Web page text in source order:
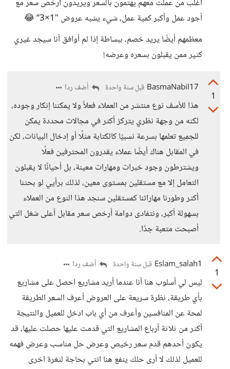
أغلب من عملت معهم يهتمون بالسعر ويريدون أرخص سعر مع
أجود عمل وأكبر كمية عمل، شيء يشبه عروض "1×3“ 😂
معظمهم أيضًا يريد خصم، ببساطة إذا لم أوافق أنا سيجد غيري
كثير ممن يقبلون بسعره وعرضه!
1
BasmaNabil17 قبل سنة واحدة أضف ردا
هذا للأسف نوع منتشر من العملاء فعلاً ولا يمكننا إنكار وجوده،
لكنه من وجهة نظري يتركز أكثر في مجالات محددة يمكن
للجميع تعلمها بسرعة نسبيًا كالكتابة مثلًا أو إدخال البيانات، لكن
في المقابل هناك أيضًا عملاء يقدرون المحترفين فعلًا
ويشترطون وجود خبرات ومهارات معينة، بل أحيانًا لا يقبلون
التعامل إلا مع مستقلين بمستوى معين، لذلك برأيي لو بحثنا
أكثر وطورنا مهاراتنا كمستقلين سنجد هذا النوع من العملاء
بسهولة أكبر، ونتفادى دوامة أرخص سعر مقابل أعلى شغل التي
أصبحت متعبة جدًا.
1
Eslam_salah1 قبل سنة واحدة أضف ردا
ليس لي أسلوب هنا أنا عندما أريد مشاريع احصل على مشاريع
بأي طريقة، نظرة سريعة على العروض أعرف السعر الطريقة
لمحة عن المنافسين وأعرف من أي باب ادخل للعميل والنتيجة
أكثر من ثلاثة أرباع المشاريع التي قدمت عليها حصلت عليها، قد
يكون أحدهم قدم سعر رخيص وعرض حل مناسب وعرض فهمه
للعميل لذلك لا أرى حلك ينفع هنا انتي بحاجة لثغرة اخرى